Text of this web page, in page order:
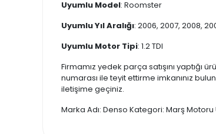
Uyumlu Model: Roomster
Uyumlu Yıl Aralığı: 2006, 2007, 2008,
Uyumlu Motor Tipi: 1.2 TDI
Firmamız yedek parça satışını yaptığı
numarası ile teyit ettirme imkanınız
iletişime geçiniz.
Marka Adı: Denso Kategori: Marş Motoru